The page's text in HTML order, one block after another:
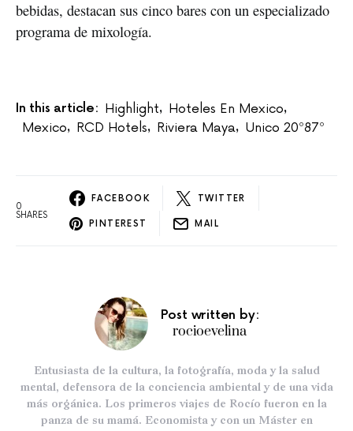
bebidas, destacan sus cinco bares con un especializado
programa de mixología.
In this article: Highlight, Hoteles En Mexico,
Mexico, RCD Hotels, Riviera Maya, Unico 20º87º
0
SHARES
FACEBOOK TWITTER
PINTEREST MAIL
Post written by:
rocioevelina
Entusiasta de la cultura, la fotografía, moda y la salud
mental, defensora de la conciencia ambiental y de una vida
más orgánica. Los primeros viajes de Rocío fueron en la
panza de su mamá. Economista y con un Máster en